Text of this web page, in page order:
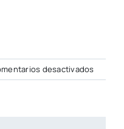
desactivadosen